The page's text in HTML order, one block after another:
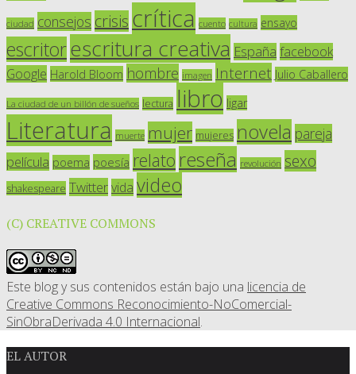
ciudad consejos crisis crítica cuento cultura ensayo
escritorescritura creativa España facebook
Google Harold Bloom hombre imagen Internet Julio Caballero
La ciudad de un billón de sueños lectura libro ligar
Literatura muerte mujer mujeres novela pareja
película poema poesía relato reseña revolución sexo
shakespeare Twittervida video
(C) CREATIVE COMMONS
Este blog y sus contenidos están bajo una licencia de
Creative Commons Reconocimiento-NoComercial-
SinObraDerivada 4.0 Internacional.
EL AUTOR